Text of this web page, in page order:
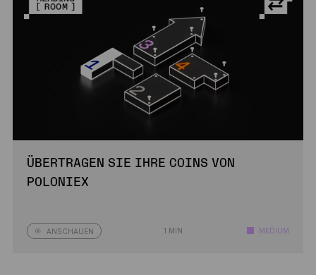
ÜBERTRAGEN SIE IHRE COINS VON
POLONIEX
ANSCHAUEN 1 MIN. MEDIUM